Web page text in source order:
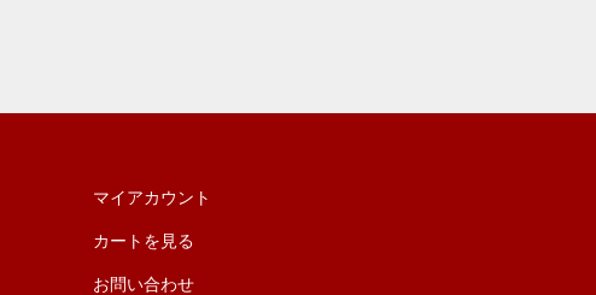
マイアカウント
カートを見る
お問い合わせ